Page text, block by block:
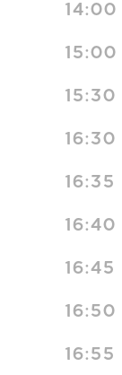
14:00
15:00
15:30
16:30
16:35
16:40
16:45
16:50
16:55